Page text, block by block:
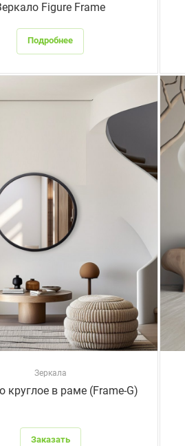
Figure Frame
Подробнее
Зеркала
круглое в раме (Frame-G)
Заказать